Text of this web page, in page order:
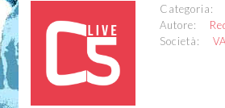
Categoria:
Autore:
Società: